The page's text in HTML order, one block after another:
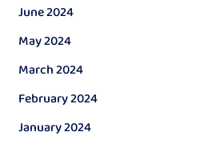
June 2024
May 2024
March 2024
February 2024
January 2024